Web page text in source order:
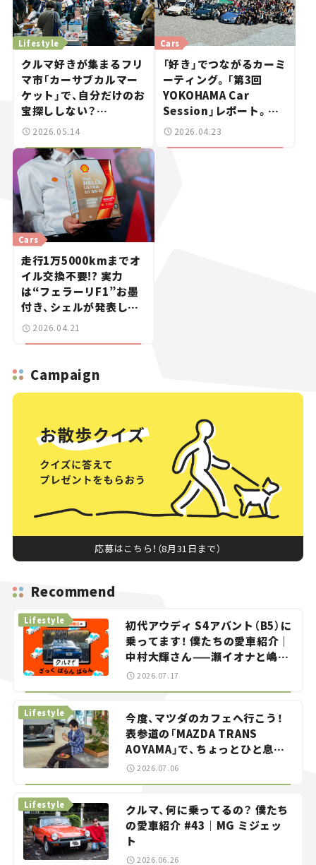
Lifestyle
クルマ好きが集まるフリ
マ市「カーサブカルマー
ケット」で、自分だけのお
宝探ししない？
――YOKOHAMA Car
ポット巡り
2026.05.14
Cars
「好き」でつながるカーミ
ーティング。「第3回
YOKOHAMA Car
Session」レポート。ク
ルマは“自己表現”へ
2026.04.23
Cars
走行1万5000kmまでオ
イル交換不要!? 実力
は“フェラーリF1”お墨
付き、シェルが発表した
新エンジンオイルが、僕
らのカーライフを豊かに
2026.04.21
Campaign
応募はこちら！（8月31日まで）
Recommend
初代アウディ S4アバント（B5）に
乗ってます！ 僕たちの愛車紹介｜
中村大輝さん——瀬イオナと嶋田
智之の「クルマでざっくばらんば
らん！」＃20
Lifestyle
2026.07.17
今度、マツダのカフェへ行こう！
表参道の「MAZDA TRANS
AOYAMA」で、ちょっとひと息。
——連載｜CCGとクルマでどうす
Lifestyle
2026.07.06
クルマ、何に乗ってるの？ 僕たち
の愛車紹介 #43｜MG ミジェッ
ト
Lifestyle
2026.06.26